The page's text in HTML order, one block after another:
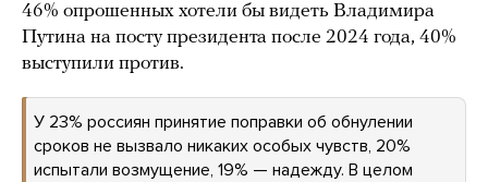
46% опрошенных хотели бы видеть Владимира
Путина на посту президента после 2024 года, 40%
выступили против.
У 23% россиян принятие поправки об обнулении
сроков не вызвало никаких особых чувств, 20%
испытали возмущение, 19% — надежду. В целом